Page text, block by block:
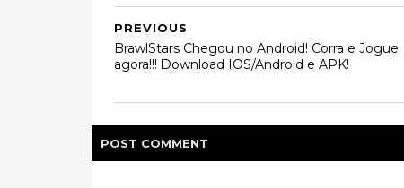
PREVIOUS
BrawlStars Chegou no Android! Corra e Jogue
agora!!! Download IOS/Android e APK!
POST COMMENT